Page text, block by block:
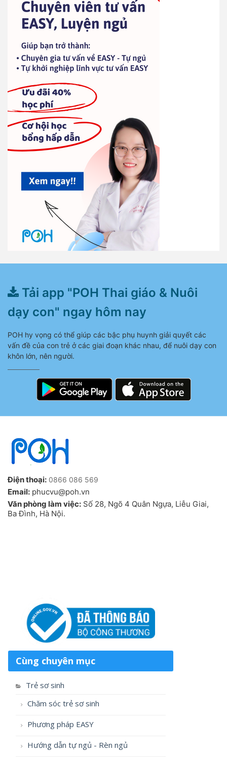
Tải app "POH Thai giáo & Nuôi
dạy con" ngay hôm nay
POH hy vọng có thể giúp các bậc phụ huynh giải quyết các
vấn đề của con trẻ ở các giai đoạn khác nhau, để nuôi dạy con
khôn lớn, nên người.
Điện thoại: 0866 086 569
Email: phucvu@poh.vn
Văn phòng làm việc: Số 28, Ngõ 4 Quân Ngựa, Liễu Giai,
Ba Đình, Hà Nội.
Cùng chuyên mục
Trẻ sơ sinh
Chăm sóc trẻ sơ sinh
Phương pháp EASY
Hướng dẫn tự ngủ - Rèn ngủ